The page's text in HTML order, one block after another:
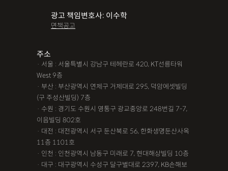
광고 책임변호사: 이수학
면책공고
주소
· 서울 : 서울특별시 강남구 테헤란로 420, KT선릉타워
West 9층
· 부산 : 부산광역시 연제구 거제대로 295, 덕암에셋빌딩
(구 주성산빌딩) 7층
· 수원 : 경기도 수원시 영통구 광교중앙로 248번길 7-7,
이음빌딩 802호
· 대전 : 대전광역시 서구 둔산북로 56, 한화생명둔산사옥
11층 1101호
· 인천 : 인천광역시 남동구 미래로 7, 현대해상빌딩 10층
· 대구 : 대구광역시 수성구 달구벌대로 2397, KB손해보